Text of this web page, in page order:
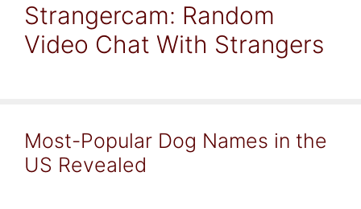
Strangercam: Random
Video Chat With Strangers
Most-Popular Dog Names in the
US Revealed